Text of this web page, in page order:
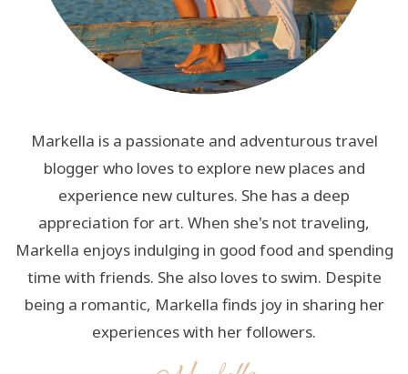
Markella is a passionate and adventurous travel
blogger who loves to explore new places and
experience new cultures. She has a deep
appreciation for art. When she's not traveling,
Markella enjoys indulging in good food and spending
time with friends. She also loves to swim. Despite
being a romantic, Markella finds joy in sharing her
experiences with her followers.